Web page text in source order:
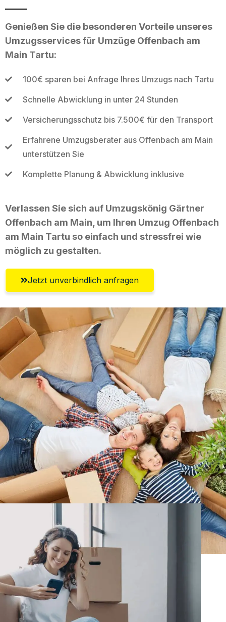
Genießen Sie die besonderen Vorteile unseres
Umzugsservices für Umzüge Offenbach am
Main Tartu:
100€ sparen bei Anfrage Ihres Umzugs nach Tartu
Schnelle Abwicklung in unter 24 Stunden
Versicherungsschutz bis 7.500€ für den Transport
Erfahrene Umzugsberater aus Offenbach am Main
unterstützen Sie
Komplette Planung & Abwicklung inklusive
Verlassen Sie sich auf Umzugskönig Gärtner
Offenbach am Main, um Ihren Umzug Offenbach
am Main Tartu so einfach und stressfrei wie
möglich zu gestalten.
Jetzt unverbindlich anfragen